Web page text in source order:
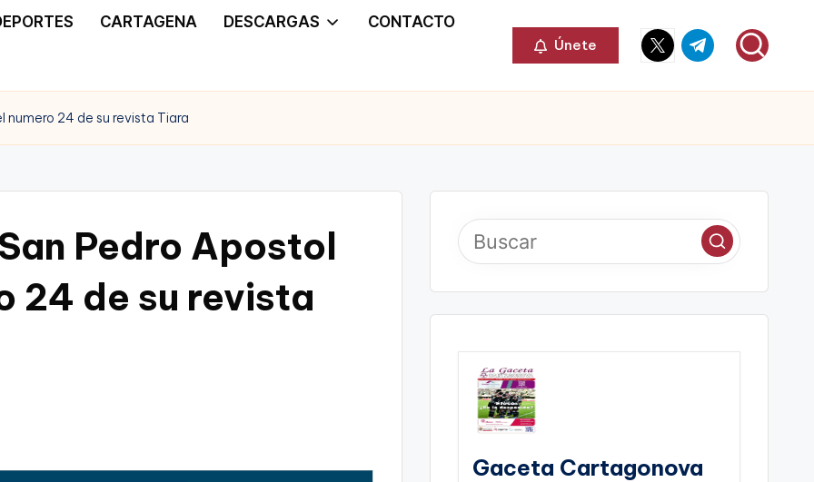
CARTAGENA DESCARGAS CONTACTO
Únete
Elemento
del
Elemento
del
numero 24 de su revista Tiara
Pedro Apostol
24 de su revista
Gaceta Cartagonova